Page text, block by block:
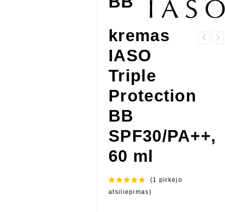
kremas
IASO
Triple
Protection
BB
SPF30/PA++,
60 ml
5.00out of
(1 pirkėjo
atsiliepimas)